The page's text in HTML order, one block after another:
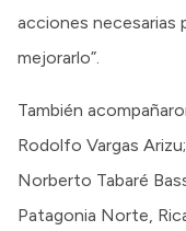
acciones necesarias
mejorarlo”.
También
Rodolfo Vargas
Norberto Tabaré
Patagonia Norte,